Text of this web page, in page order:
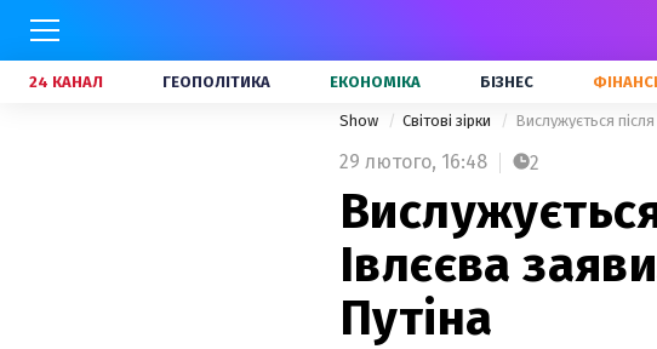
24 КАНАЛ ГЕОПОЛІТИКА ЕКОНОМІКА БІЗНЕС
Show Світові зірки Вислужується
29 лютого, 16:48 2
Івлєєва
Путіна